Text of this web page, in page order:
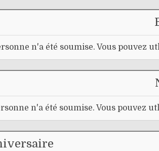
n'a été soumise. Vous pouvez
n'a été soumise. Vous pouvez